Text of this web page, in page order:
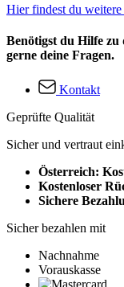
Hier findest du
Benötigst du Hilfe
gerne deine Fragen.
Kontakt
Geprüfte Qualität
Sicher und vertraut
Österreich:
Kostenloser
Sichere
Sicher bezahlen mit
Nachnahme
Vorauskasse